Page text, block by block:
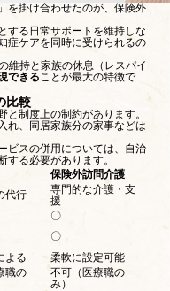
を掛け合わせたのが、保険外
する日常サポートを維持しな
症ケアを同時に受けられるの
維持と家族の休息（レスパイ
できることが最大の特徴で
比較
制度上の制約があります。
れ、同居家族分の家事などは
ビスの併用については、自治
る必要があります。
保険外訪問介護
代行
専門的な介護・支
援
〇
〇
よる
柔軟に設定可能
職の
不可（医療職の
み）